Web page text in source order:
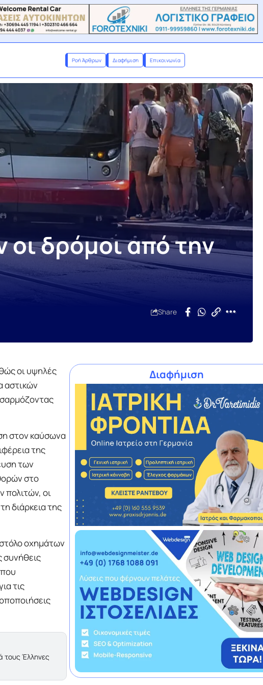
Ροή Άρθρων Διαφήμιση Επικοινωνία
δρόμοι από την
Share
οι υψηλές
αστικών
στον καύσωνα
της
των
στο
πολιτών, οι
διάρκεια της
οχημάτων
συνήθεις
τις
τους Έλληνες
Διαφήμιση